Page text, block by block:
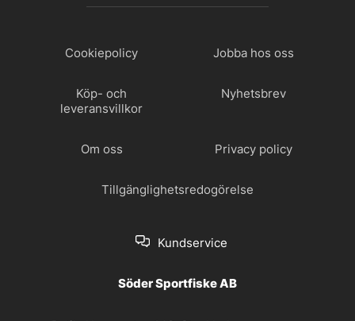
Cookiepolicy Jobba hos oss
Köp- och
leveransvillkor
Nyhetsbrev
Om oss Privacy policy
Tillgänglighetsredogörelse
Kundservice
Söder Sportfiske AB